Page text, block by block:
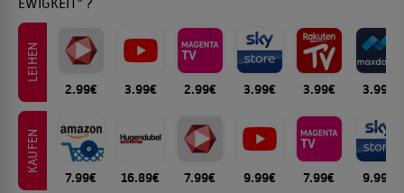
LEIHEN
2.99€ 3.99€ 2.99€ 3.99€ 3.99€ 3.99€
KAUFEN
7.99€ 16.89€ 7.99€ 9.99€ 7.99€ 9.99€